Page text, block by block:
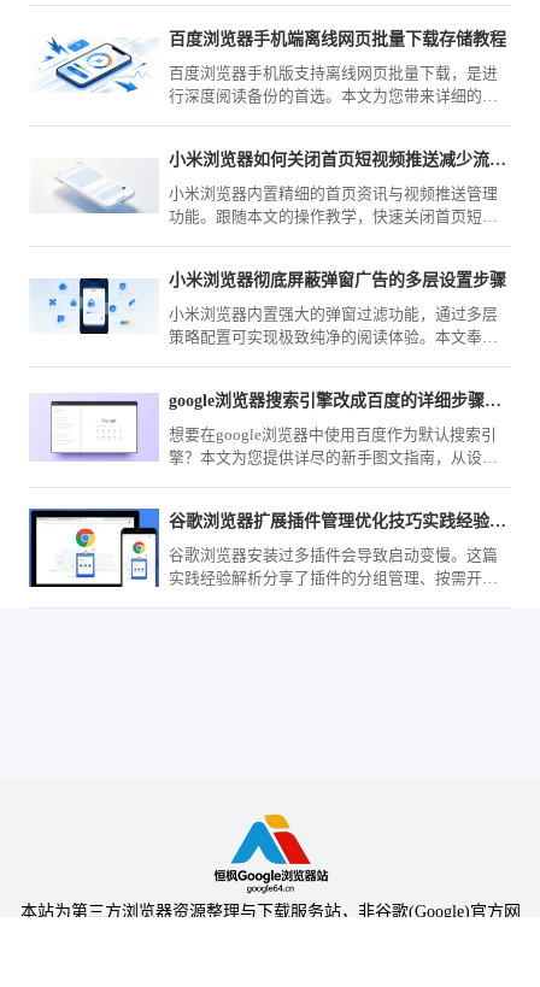
百度浏览器手机端离线网页批量下载存储教程
百度浏览器手机版支持离线网页批量下载，是进
行深度阅读备份的首选。本文为您带来详细的下
小米浏览器如何关闭首页短视频推送减少流量消耗
小米浏览器内置精细的首页资讯与视频推送管理
功能。跟随本文的操作教学，快速关闭首页短视
小米浏览器彻底屏蔽弹窗广告的多层设置步骤
小米浏览器内置强大的弹窗过滤功能，通过多层
策略配置可实现极致纯净的阅读体验。本文奉上
google浏览器搜索引擎改成百度的详细步骤新手图文教学
想要在google浏览器中使用百度作为默认搜索引
擎？本文为您提供详尽的新手图文指南，从设置
谷歌浏览器扩展插件管理优化技巧实践经验解析
谷歌浏览器安装过多插件会导致启动变慢。这篇
实践经验解析分享了插件的分组管理、按需开启
本站为第三方浏览器资源整理与下载服务站，非谷歌(Google)官方网